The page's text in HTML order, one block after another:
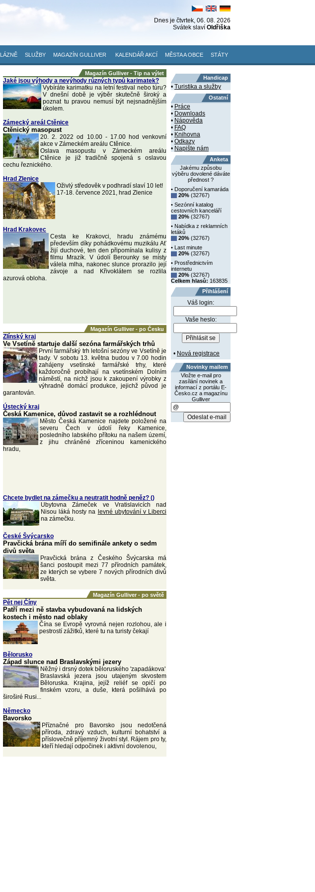
Dnes je čtvrtek, 06. 08. 2026
Svátek slaví Oldřiška
LÁZNĚ SLUŽBY MAGAZÍN GULLIVER KALENDÁŘ AKCÍ MĚSTA A OBCE STÁTY
Magazín Gulliver - Tip na výlet
Jaké jsou výhody a nevýhody různých typů karimatek?
Vybíráte karimatku na letní festival nebo túru?
V dnešní době je výběr skutečně široký a
poznat tu pravou nemusí být nejsnadnějším
úkolem.
Zámecký areál Ctěnice
Ctěnický masopust
20. 2. 2022 od 10.00 - 17.00 hod venkovní
akce v Zámeckém areálu Ctěnice.
Oslava masopustu v Zámeckém areálu
Ctěnice je již tradičně spojená s oslavou
cechu řeznického.
Hrad Zlenice
Oživlý středověk v podhradí slaví 10 let!
17-18. července 2021, hrad Zlenice
Hrad Krakovec
Cesta ke Krakovci, hradu známému
především díky pohádkovému muzikálu Ať
žijí duchové, ten den připomínala kulisy z
filmu Mrazík. V údolí Berounky se místy
válela mlha, nakonec slunce prorazilo její
závoje a nad Křivoklátem se rozlila
azurová obloha.
Magazín Gulliver - po Česku
Zlínský kraj
Ve Vsetíně startuje další sezóna farmářských trhů
První farmářský trh letošní sezóny ve Vsetíně je
tady. V sobotu 13. května budou v 7.00 hodin
zahájeny vsetínské farmářské trhy, které
každoročně probíhají na vsetínském Dolním
náměstí, na nichž jsou k zakoupení výrobky z
výhradně domácí produkce, jejichž původ je
garantován.
Ústecký kraj
Česká Kamenice, důvod zastavit se a rozhlédnout
Město Česká Kamenice najdete položené na
severu Čech v údolí řeky Kamenice,
posledního labského přítoku na našem území,
z jihu chráněné zříceninou kamenického
hradu,
Chcete bydlet na zámečku a neutratit hodně peněz? ()
Ubytovna Zámeček ve Vratislavicích nad
Nisou láká hosty na levné ubytování v Liberci
na zámečku.
České Švýcarsko
Pravčická brána míří do semifinále ankety o sedm
divů světa
Pravčická brána z Českého Švýcarska má
šanci postoupit mezi 77 přírodních památek,
ze kterých se vybere 7 nových přírodních divů
světa.
Magazín Gulliver - po světě
Pět nej Číny
Patří mezi ně stavba vybudovaná na lidských
kostech i město nad oblaky
Čína se Evropě vyrovná nejen rozlohou, ale i
pestrostí zážitků, které tu na turisty čekají
Bělorusko
Západ slunce nad Braslavskými jezery
Něžný i drsný dotek běloruského 'zapadákova'
Braslavská jezera jsou utajeným skvostem
Běloruska. Krajina, jejíž reliéf se opičí po
finském vzoru, a duše, která pošilhává po
široširé Rusi...
Německo
Bavorsko
Příznačné pro Bavorsko jsou nedotčená
příroda, zdravý vzduch, kulturní bohatství a
příslovečně příjemný životní styl. Rájem pro ty,
kteří hledají odpočinek i aktivní dovolenou,
Handicap
• Turistika a služby
Ostatní
• Práce
• Downloads
• Nápověda
• FAQ
• Knihovna
• Odkazy
• Napište nám
Anketa
Jakému způsobu
výběru dovolené dáváte
přednost ?
• Doporučení kamaráda
20% (32767)
• Sezónní katalog
cestovních kanceláří
20% (32767)
• Nabídka z reklamních
letáků
20% (32767)
• Last minute
20% (32767)
• Prostřednictvím
internetu
20% (32767)
Celkem hlasů: 163835
Přihlášení
Váš login:
Vaše heslo:
• Nová registrace
Novinky mailem
Vložte e-mail pro
zasílání novinek a
informací z portálu E-
Česko.cz a magazínu
Gulliver